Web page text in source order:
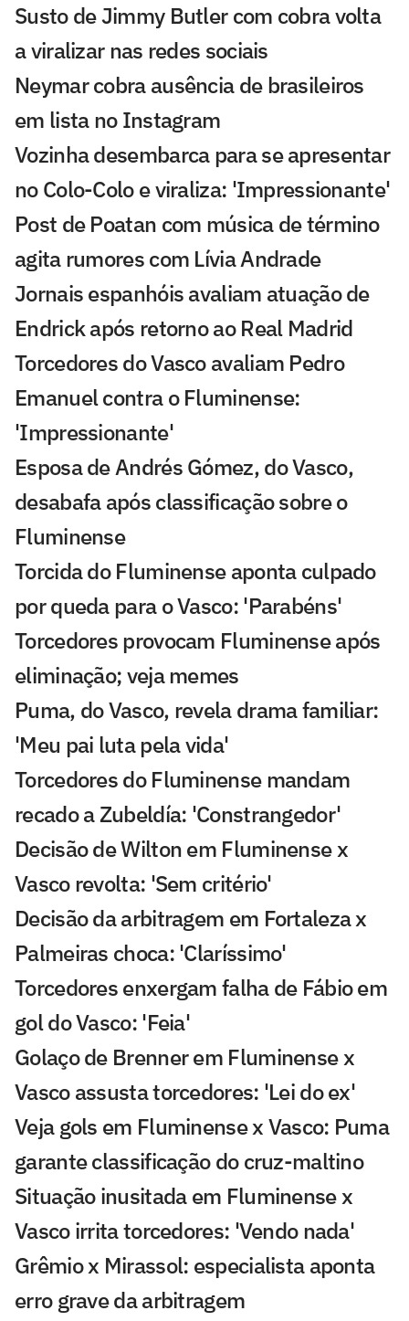
Susto de Jimmy Butler com cobra volta
a viralizar nas redes sociais
Neymar cobra ausência de brasileiros
em lista no Instagram
Vozinha desembarca para se apresentar
no Colo-Colo e viraliza: 'Impressionante'
Post de Poatan com música de término
agita rumores com Lívia Andrade
Jornais espanhóis avaliam atuação de
Endrick após retorno ao Real Madrid
Torcedores do Vasco avaliam Pedro
Emanuel contra o Fluminense:
'Impressionante'
Esposa de Andrés Gómez, do Vasco,
desabafa após classificação sobre o
Fluminense
Torcida do Fluminense aponta culpado
por queda para o Vasco: 'Parabéns'
Torcedores provocam Fluminense após
eliminação; veja memes
Puma, do Vasco, revela drama familiar:
'Meu pai luta pela vida'
Torcedores do Fluminense mandam
recado a Zubeldía: 'Constrangedor'
Decisão de Wilton em Fluminense x
Vasco revolta: 'Sem critério'
Decisão da arbitragem em Fortaleza x
Palmeiras choca: 'Claríssimo'
Torcedores enxergam falha de Fábio em
gol do Vasco: 'Feia'
Golaço de Brenner em Fluminense x
Vasco assusta torcedores: 'Lei do ex'
Veja gols em Fluminense x Vasco: Puma
garante classificação do cruz-maltino
Situação inusitada em Fluminense x
Vasco irrita torcedores: 'Vendo nada'
Grêmio x Mirassol: especialista aponta
erro grave da arbitragem